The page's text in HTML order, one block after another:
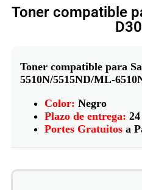
Toner compatible
Toner compatible para
5510N/5515ND/ML-
Color: Negro
Plazo de entrega:
Portes Gratuitos a